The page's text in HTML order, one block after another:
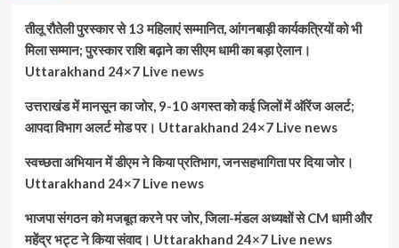
तीलू रौतेली पुरस्कार से 13 महिलाएं सम्मानित, आंगनबाड़ी कार्यकत्रियों को भी
मिला सम्मान; पुरस्कार राशि बढ़ाने का सीएम धामी का बड़ा ऐलान।
Uttarakhand 24×7 Live news
उत्तराखंड में मानसून का जोर, 9-10 अगस्त को कई जिलों में ऑरेंज अलर्ट;
आपदा विभाग अलर्ट मोड पर। Uttarakhand 24×7 Live news
स्वच्छता अभियान में डीएम ने किया प्रतिभाग, जनसहभागिता पर दिया जोर।
Uttarakhand 24×7 Live news
भाजपा संगठन को मजबूत करने पर जोर, जिला-मंडल अध्यक्षों से CM धामी और
महेंद्र भट्ट ने किया संवाद। Uttarakhand 24×7 Live news